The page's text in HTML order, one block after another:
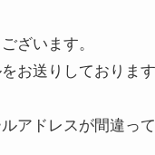
ざいます。
お送りしております
アドレスが間違っ